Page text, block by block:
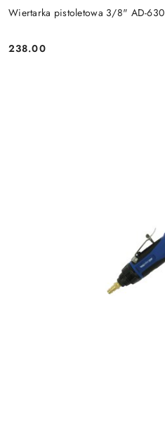
Wiertarka pistoletowa 3/8" AD-630
Cena:
238.00